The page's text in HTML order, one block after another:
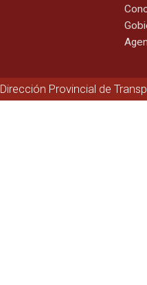
Dirección Provincial de